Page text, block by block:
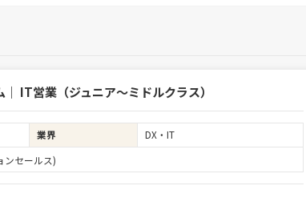
IT営業（ジュニア～ミドルクラス）
業界
DX・IT
ンセールス)